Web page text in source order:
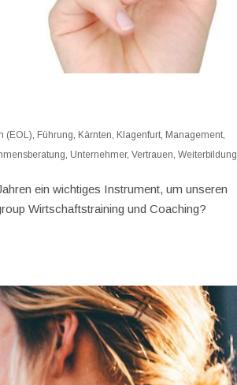
(EOL) Führung Kärnten Klagenfurt Management
Unternehmer,Vertrauen ,Weiterbildung
ein wichtiges Instrument, um unseren
Wirtschaftstraining und Coaching?